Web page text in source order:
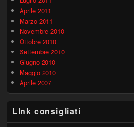
Aprile 2011
Marzo 2011
Novembre 2010
Ottobre 2010
Settembre 2010
Giugno 2010
Maggio 2010
Aprile 2007
LInk consigliati